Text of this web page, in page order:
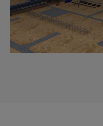
IGX Orin™
是一个整合企
级平台。依托 IGX 平台
实现主动式安全防护，
高性能、高能效系统，并